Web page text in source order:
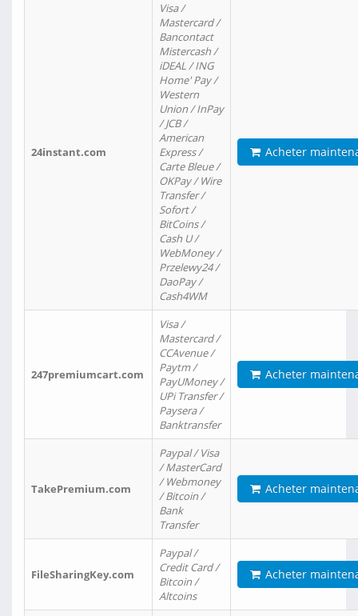
24instant.com
Visa /
Mastercard /
Bancontact
Mistercash /
iDEAL / ING
Home' Pay /
Western
Union / InPay
/ JCB /
American
Express /
Carte Bleue /
OKPay / Wire
Transfer /
Sofort /
BitCoins /
Cash U /
WebMoney /
Przelewy24 /
DaoPay /
Cash4WM
Acheter
247premiumcart.com
Visa /
Mastercard /
CCAvenue /
Paytm /
PayUMoney /
UPi Transfer /
Paysera /
Banktransfer
Acheter
TakePremium.com
Paypal / Visa
/ MasterCard
/ Webmoney
/ Bitcoin /
Bank
Transfer
Acheter
FileSharingKey.com
Paypal /
Credit Card /
Bitcoin /
Altcoins
Acheter